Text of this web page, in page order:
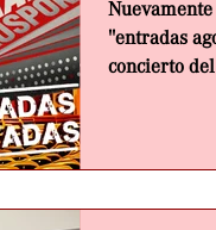
"entradas
concierto